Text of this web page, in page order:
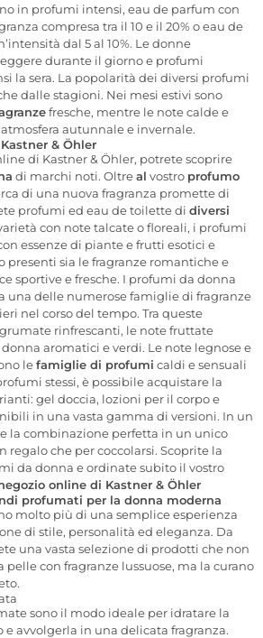
in profumi intensi, eau de parfum con
compresa tra il 10 e il 20% o eau de
dal 5 al 10%. Le donne
durante il giorno e profumi
la sera. La popolarità dei diversi profumi
dalle stagioni. Nei mesi estivi sono
fresche, mentre le note calde e
autunnale e invernale.
& Öhler
di Kastner & Öhler, potrete scoprire
di marchi noti. Oltreal vostro profumo
di una nuova fragranza promette di
profumi ed eau de toilette di diversi
con note talcate o floreali, i profumi
essenze di piante e frutti esotici e
presenti sia le fragranze romantiche e
sportive e fresche. I profumi da donna
una delle numerose famiglie di fragranze
nel corso del tempo. Tra queste
rinfrescanti, le note fruttate
aromatici e verdi. Le note legnose e
lefamiglie di profumi caldi e sensuali
stessi, è possibile acquistare la
gel doccia, lozioni per il corpo e
in una vasta gamma di versioni. In un
la combinazione perfetta in un unico
regalo che per coccolarsi. Scoprite la
da donna e ordinate subito il vostro
online di Kastner & Öhler
profumati per la donna moderna
molto più di una semplice esperienza
di stile, personalità ed eleganza. Da
una vasta selezione di prodotti che non
pelle con fragranze lussuose, ma la curano
sono il modo ideale per idratare la
avvolgerla in una delicata fragranza.